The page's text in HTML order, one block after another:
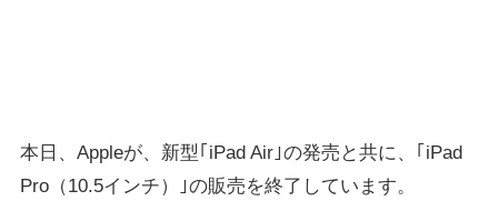
本日、Appleが、新型｢iPad Air｣の発売と共に、｢iPad
Pro（10.5インチ）｣の販売を終了しています。